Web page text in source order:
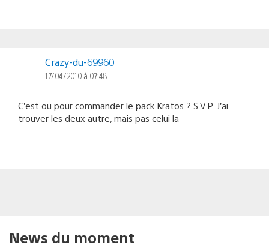
Crazy-du-69960
17/04/2010 à 07:48
C’est ou pour commander le pack Kratos ? S.V.P. J’ai
trouver les deux autre, mais pas celui la
News du moment